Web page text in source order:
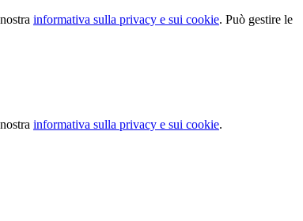
informativa sulla privacy e sui cookie. Può gestire le
informativa sulla privacy e sui cookie.